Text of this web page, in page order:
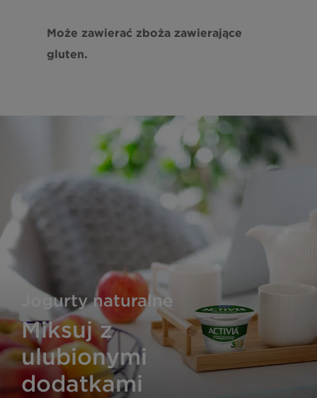
Może zawierać zboża zawierające
gluten.
Jogurty naturalne
Miksuj z
ulubionymi
dodatkami